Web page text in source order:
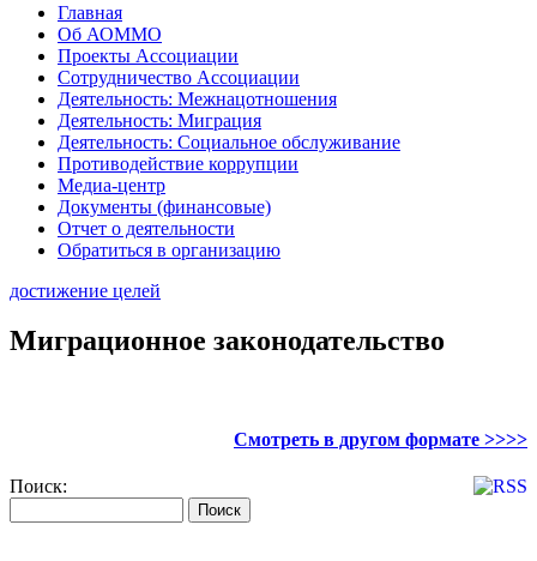
Главная
Об АОММО
Проекты Ассоциации
Сотрудничество Ассоциации
Деятельность: Межнацотношения
Деятельность: Миграция
Деятельность: Социальное обслуживание
Противодействие коррупции
Медиа-центр
Документы (финансовые)
Отчет о деятельности
Обратиться в организацию
достижение целей
Миграционное законодательство
Смотреть в другом формате >>>>
Поиск: